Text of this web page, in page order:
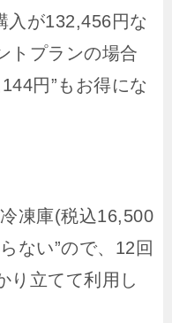
入が132,456円な
トプランの場合
円”もお得にな
凍庫(税込16,500
ない”ので、12回
り立てて利用し